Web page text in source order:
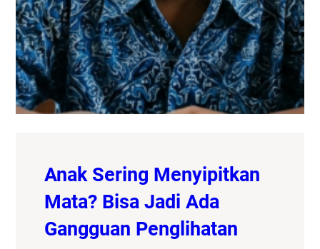
Anak Sering Menyipitkan
Mata? Bisa Jadi Ada
Gangguan Penglihatan